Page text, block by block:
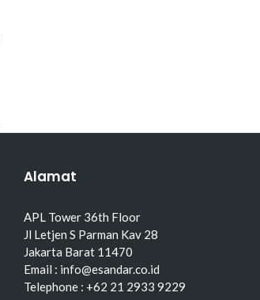
Alamat
APL Tower 36th Floor
Jl Letjen S Parman Kav 28
Jakarta Barat 11470
Email : info@esandar.co.id
Telephone : +62 21 2933 9229